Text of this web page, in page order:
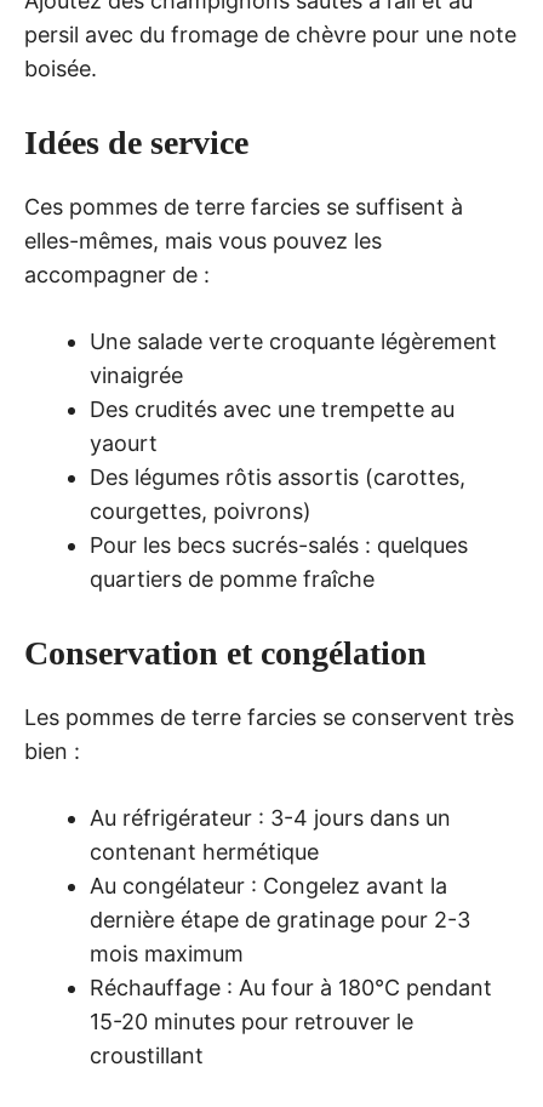
persil avec du fromage de chèvre pour une note
boisée.
Idées de service
Ces pommes de terre farcies se suffisent à
elles-mêmes, mais vous pouvez les
accompagner de :
Une salade verte croquante légèrement
vinaigrée
Des crudités avec une trempette au
yaourt
Des légumes rôtis assortis (carottes,
courgettes, poivrons)
Pour les becs sucrés-salés : quelques
quartiers de pomme fraîche
Conservation et congélation
Les pommes de terre farcies se conservent très
bien :
Au réfrigérateur : 3-4 jours dans un
contenant hermétique
Au congélateur : Congelez avant la
dernière étape de gratinage pour 2-3
mois maximum
Réchauffage : Au four à 180°C pendant
15-20 minutes pour retrouver le
croustillant